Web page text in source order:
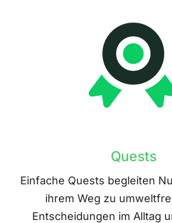
Quests
Einfache Quests begleiten
ihrem Weg zu
Entscheidungen im Alltag